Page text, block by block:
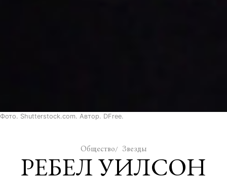
Фото. Shutterstock.com. Автор. DFree.
Звезды
Общество
РЕБЕЛ УИЛСОН